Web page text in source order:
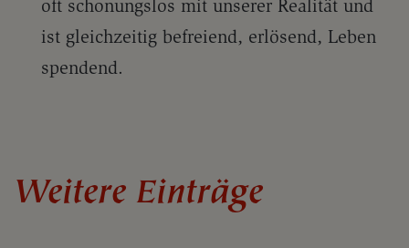
oft schonungslos mit unserer Realität und
ist gleichzeitig befreiend, erlösend, Leben
spendend.
Weitere Einträge